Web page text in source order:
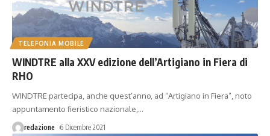
TELEFONIA MOBILE
WINDTRE alla XXV edizione dell’Artigiano in Fiera di
RHO
WINDTRE partecipa, anche quest’anno, ad “Artigiano in Fiera”, noto
appuntamento fieristico nazionale, …
redazione 6 Dicembre 2021